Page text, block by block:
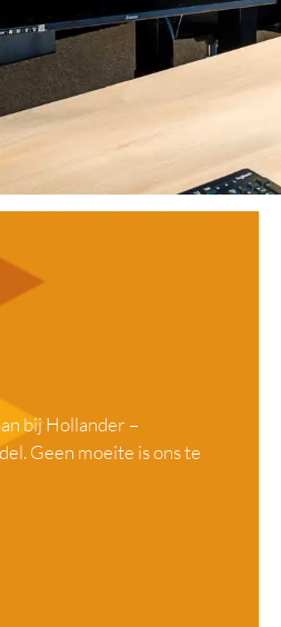
bij Hollander –
Geen moeite is ons te